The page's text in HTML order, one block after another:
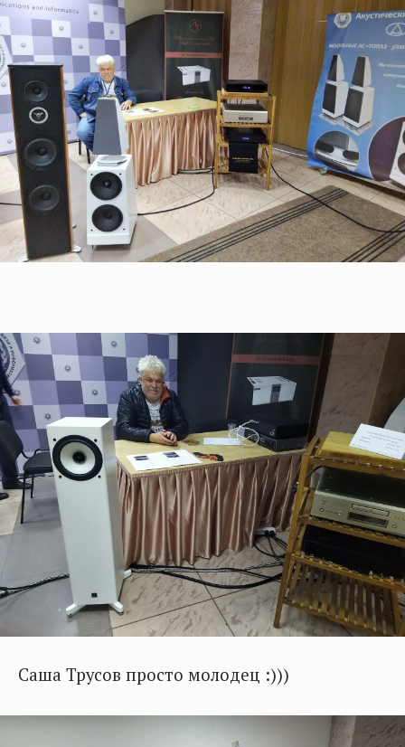
Саша Трусов просто молодец :)))